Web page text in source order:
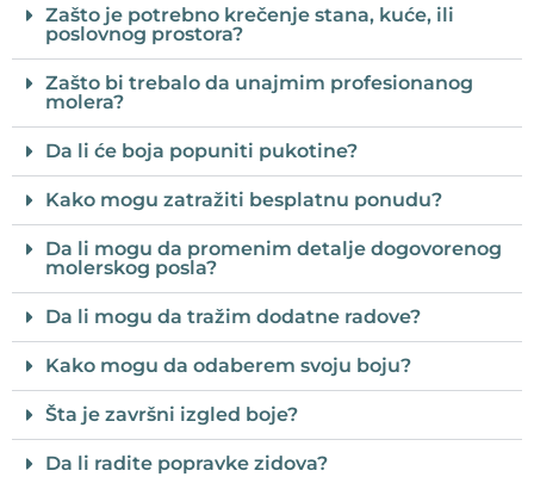
Zašto je potrebno krečenje stana, kuće, ili
poslovnog prostora?
Zašto bi trebalo da unajmim profesionanog
molera?
Da li će boja popuniti pukotine?
Kako mogu zatražiti besplatnu ponudu?
Da li mogu da promenim detalje dogovorenog
molerskog posla?
Da li mogu da tražim dodatne radove?
Kako mogu da odaberem svoju boju?
Šta je završni izgled boje?
Da li radite popravke zidova?